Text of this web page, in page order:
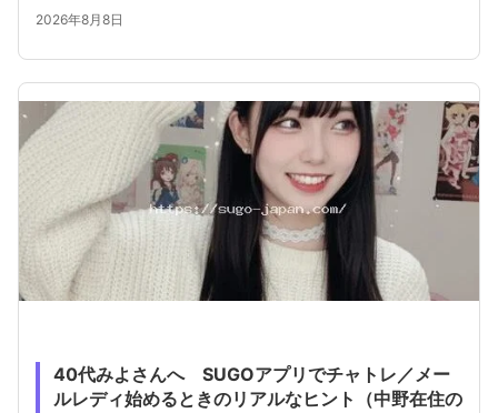
2026年8月8日
40代みよさんへ SUGOアプリでチャトレ／メー
ルレディ始めるときのリアルなヒント（中野在住の